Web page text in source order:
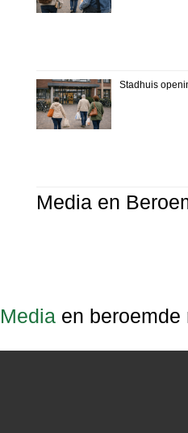
Stadhuis
Media en
Media en beroemde